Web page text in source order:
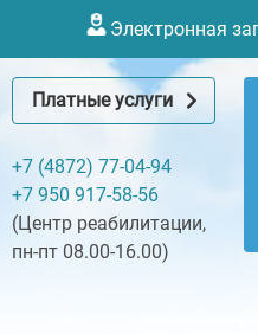
Электронная
Платные услуги
+7 (4872) 77-04-94
+7 950 917-58-56
(Центр реабилитации,
пн-пт 08.00-16.00)